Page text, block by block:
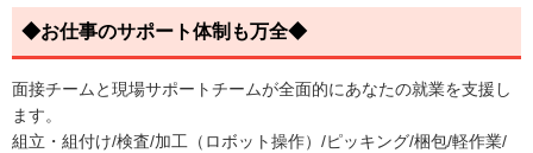
◆お仕事のサポート体制も万全◆
面接チームと現場サポートチームが全面的にあなたの就業を支援し
ます。
組立・組付け/検査/加工（ロボット操作）/ピッキング/梱包/軽作業/